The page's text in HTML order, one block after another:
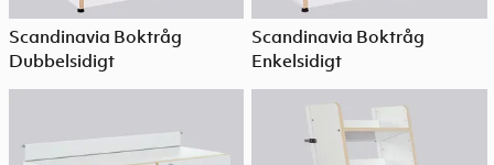
Scandinavia Boktråg
Dubbelsidigt
Scandinavia Boktråg
Enkelsidigt